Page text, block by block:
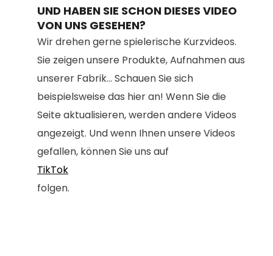
UND HABEN SIE SCHON DIESES VIDEO
VON UNS GESEHEN?
Wir drehen gerne spielerische Kurzvideos.
Sie zeigen unsere Produkte, Aufnahmen aus
unserer Fabrik... Schauen Sie sich
beispielsweise das hier an! Wenn Sie die
Seite aktualisieren, werden andere Videos
angezeigt. Und wenn Ihnen unsere Videos
gefallen, können Sie uns auf
TikTok
folgen.